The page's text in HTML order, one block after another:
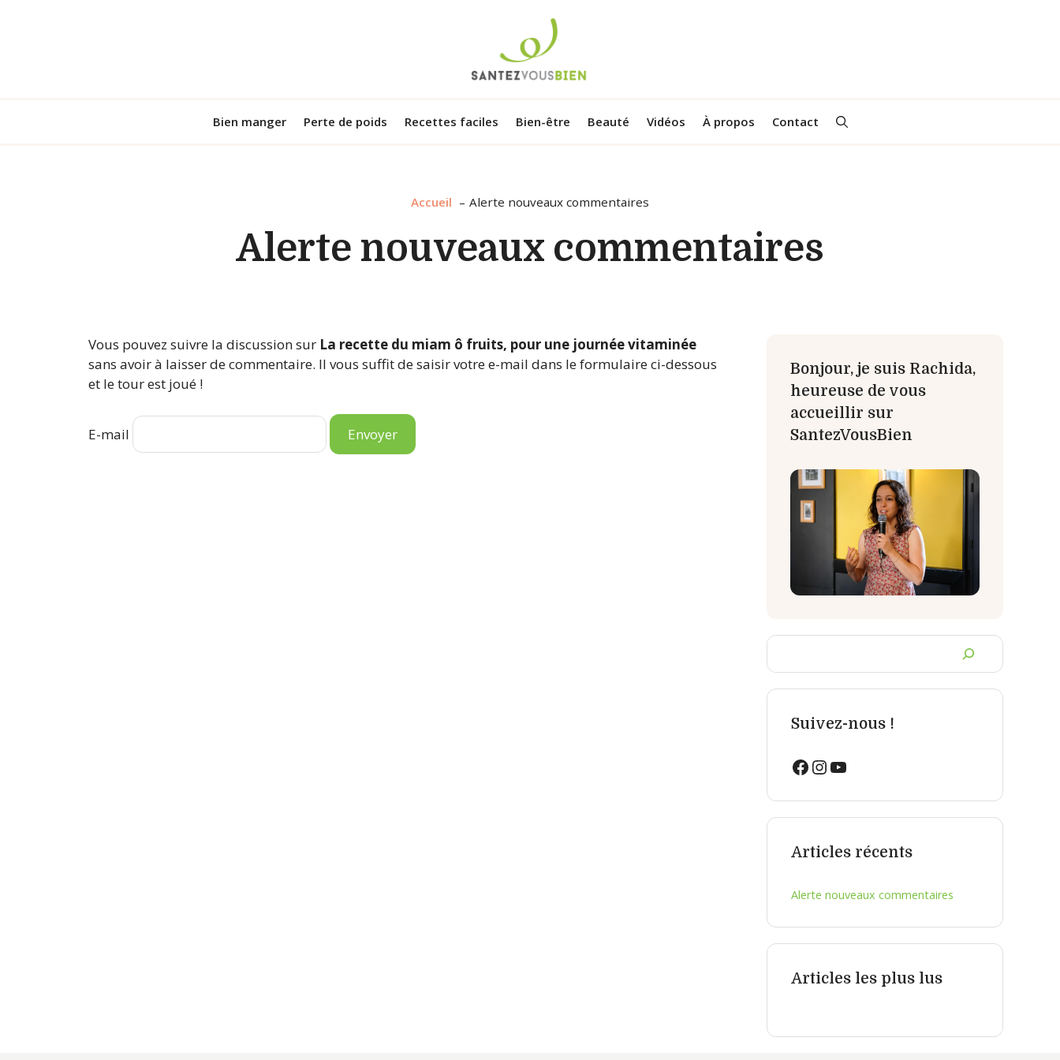
Bien manger Perte de poids Recettes faciles Bien-être Beauté Vidéos À propos Contact
Accueil Alerte nouveaux commentaires
Alerte nouveaux commentaires
Vous pouvez suivre la discussion sur La recette du miam ô fruits, pour une journée vitaminée
sans avoir à laisser de commentaire. Il vous suffit de saisir votre e-mail dans le formulaire ci-dessous
et le tour est joué !
E-mail
Bonjour, je suis Rachida,
heureuse de vous
accueillir sur
SantezVousBien
Chercher
un
Suivez-nous !
Facebook
Instagram
YouTube
Articles récents
Alerte nouveaux commentaires
Articles les plus lus